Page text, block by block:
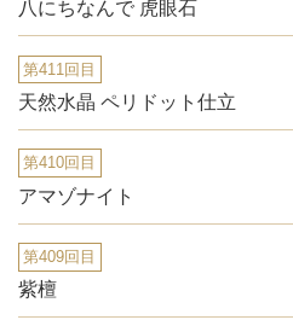
八にちなんで 虎眼石
第411回目
天然水晶 ペリドット仕立
第410回目
アマゾナイト
第409回目
紫檀